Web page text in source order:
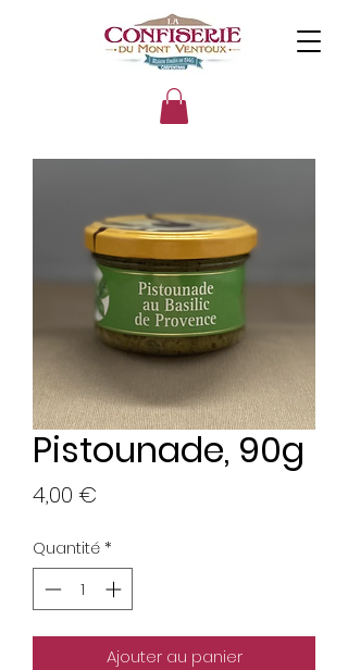
Pistounade, 90g
4,00 €
Quantité*
Ajouter au panier